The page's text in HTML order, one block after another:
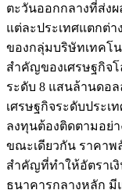
ตะวันออกกลางที่ส่งผ
แต่ละประเทศแตกต่
ของกลุ่มบริษัทเทคโ
สำคัญของเศรษฐกิจ
ระดับ 8 แสนล้านดอล
เศรษฐกิจระดับประ
ลงทุนต้องติดตามอย่
ขณะเดียวกัน ราคาพ
สำคัญที่ทำให้อัตราเ
ธนาคารกลางหลัก มี